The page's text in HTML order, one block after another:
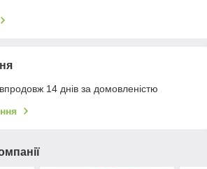
14 днів за домовленістю